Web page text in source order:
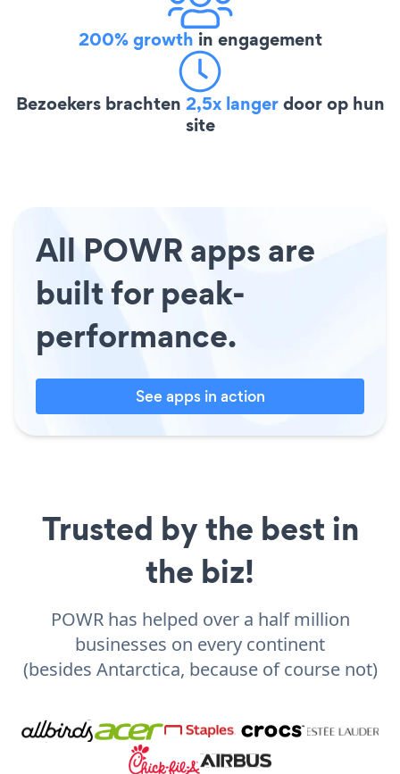
200% growth in engagement
Bezoekers brachten 2,5x langerdoor op hun
site
All POWR apps are
built for peak-
performance.
See apps in action
Trusted by the best in
the biz!
POWR has helped over a half million
businesses on every continent
(besides Antarctica, because of course not)